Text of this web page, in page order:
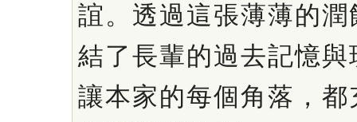
誼。透過這張薄薄的
結了長輩的過去記憶
讓本家的每個角落，